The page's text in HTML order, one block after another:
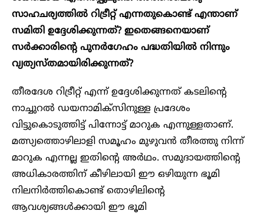
സാഹചര്യത്തിൽ റിട്രീറ്റ് എന്നതുകൊണ്ട് എന്താണ്
സമിതി ഉദ്ദേശിക്കുന്നത്? ഇതെങ്ങനെയാണ്
സർക്കാരിന്റെ പുനർഗേഹം പദ്ധതിയിൽ നിന്നും
വ്യത്യസ്തമായിരിക്കുന്നത്?
തീരദേശ റിട്രീറ്റ് എന്ന് ഉദ്ദേശിക്കുന്നത് കടലിന്റെ
നാച്ചുറൽ ഡയനാമിക്സിനുള്ള പ്രദേശം
വിട്ടുകൊടുത്തിട്ട് പിന്നോട്ട് മാറുക എന്നുള്ളതാണ്.
മത്സ്യത്തൊഴിലാളി സമൂഹം മുഴുവൻ തീരത്തു നിന്ന്
മാറുക എന്നല്ല ഇതിന്റെ അർഥം. സമുദായത്തിന്റെ
അധികാരത്തിന് കീഴിലായി ഈ ഒഴിയുന്ന ഭൂമി
നിലനിർത്തികൊണ്ട് തൊഴിലിന്റെ
ആവശ്യങ്ങൾക്കായി ഈ ഭൂമി